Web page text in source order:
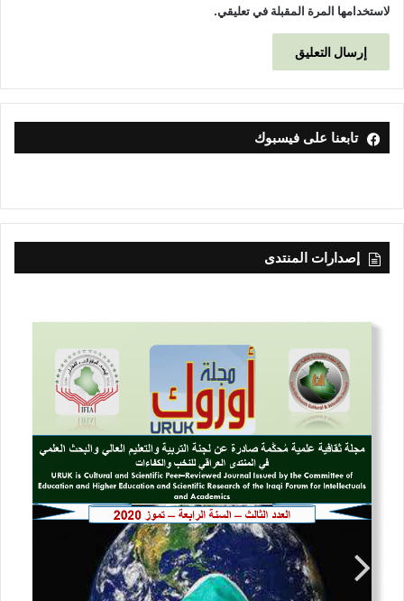
لاستخدامها المرة المقبلة في تعليقي.
تابعنا على فيسبوك
إصدارات المنتدى